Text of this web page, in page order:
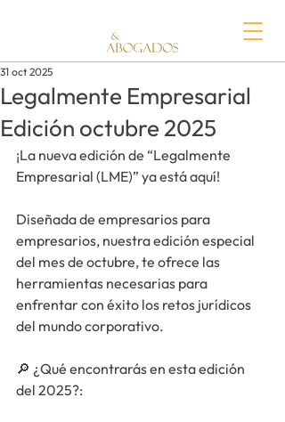
Legalmente Empresarial
Edición octubre 2025
31 oct 2025
¡La nueva edición de “Legalmente
Empresarial (LME)” ya está aquí!
Diseñada de empresarios para
empresarios, nuestra edición especial
del mes de octubre, te ofrece las
herramientas necesarias para
enfrentar con éxito los retos jurídicos
del mundo corporativo.
🔎 ¿Qué encontrarás en esta edición
del 2025?: